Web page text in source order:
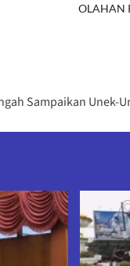
OLAHAN
Sampaikan Unek-